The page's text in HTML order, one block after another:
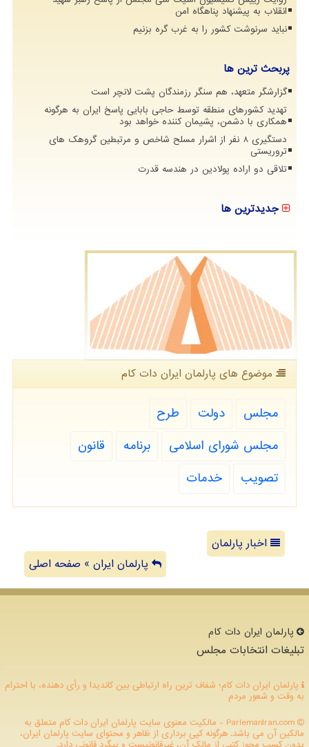
انقلاب به پیشنهاد پناهگاه امن
نباید سرنوشت کشور را به غرب گره بزنیم
پربحث ترین ها
گزارشگر متعهد، هم سنگر رزمندگان پشت لانچر است
تهدید کشورهای منطقه توسط حاجی بابایی پاسخ ایران به هرگونه
همکاری با دشمن، پشیمان کننده خواهد بود
دستگیری 8 نفر از اشرار مسلح شاخص و مرتبطین گروهک های
تروریستی
تلاقی دو اراده پولادین در هندسه قدرت
جدیدترین ها
موضوع های پارلمان ایران دات كام
مجلس دولت
طرح
مجلس شورای اسلامی
برنامه
قانون
تصویب
خدمات
اخبار پارلمان
پارلمان ایران » صفحه اصلی
پارلمان ایران دات كام
تبلیغات انتخابات مجلس
پارلمان ایران دات کام؛ شفاف ترین راه ارتباطی بین کاندیدا و رأی دهنده، با احترام
به وقت و شعور مردم
ParlemanIran.com - مالکیت معنوی سایت پارلمان ایران دات كام متعلق به
مالکین آن می باشد. هرگونه کپی برداری از ظاهر و محتوای سایت پارلمان ایران،
بدون کسب مجوز کتبی از مالک آن، غیرقانونیست و پیگرد قانونی دارد.